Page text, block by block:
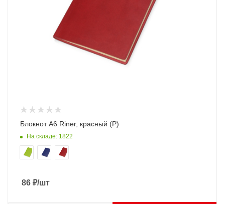
Блокнот А6 Riner, красный (Р)
На складе: 1822
86 ₽/шт